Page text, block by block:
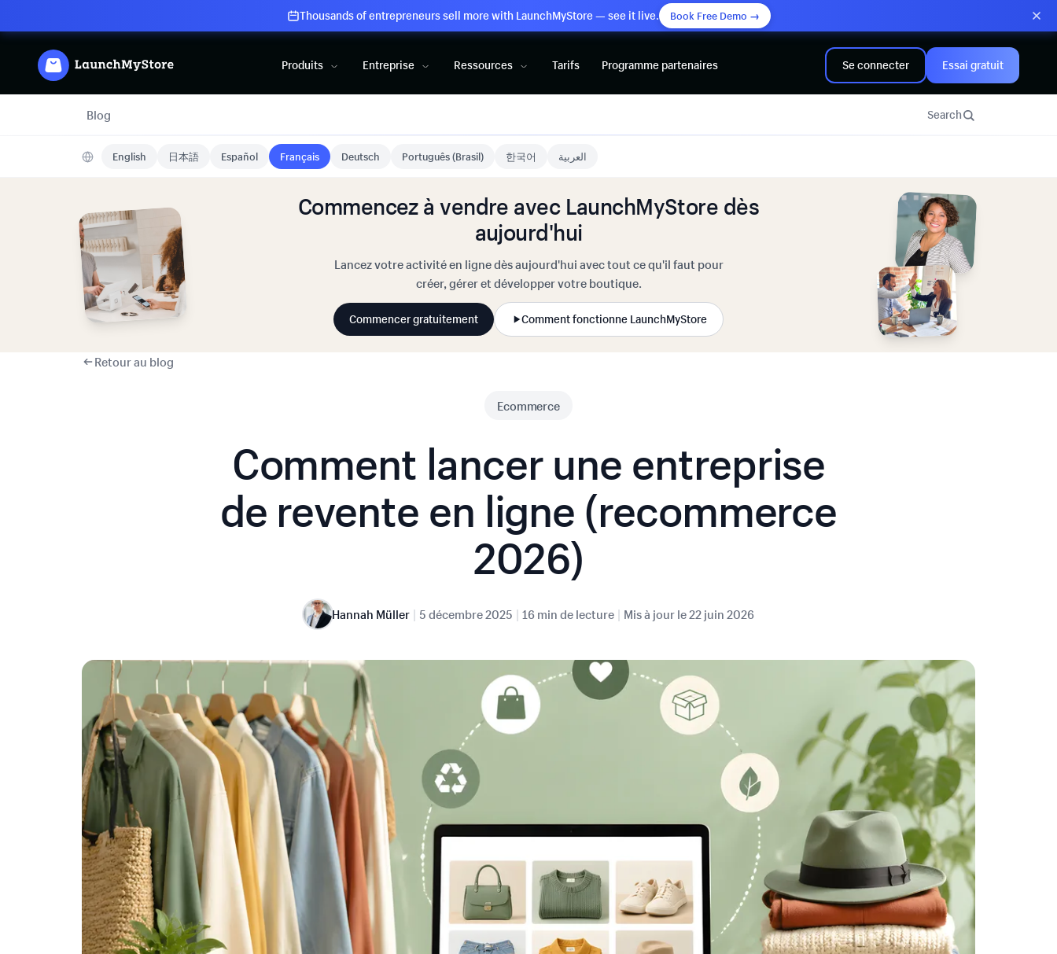
Thousands of entrepreneurs sell more with LaunchMyStore — see it live. Book Free Demo →
Produits Entreprise Ressources Tarifs Programme partenaires Se connecter Essai gratuit
Blog Search
English 日本語 Español Français Deutsch Português (Brasil) 한국어 العربية
Commencez à vendre avec LaunchMyStore dès
aujourd'hui
Lancez votre activité en ligne dès aujourd'hui avec tout ce qu'il faut pour
créer, gérer et développer votre boutique.
Commencer gratuitement Comment fonctionne LaunchMyStore
Retour au blog
Ecommerce
Comment lancer une entreprise
de revente en ligne (recommerce
2026)
Hannah Müller | 5 décembre 2025 | 16 min de lecture | Mis à jour le22 juin 2026